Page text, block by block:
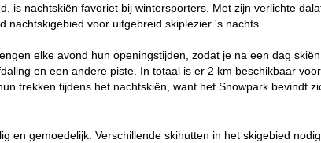
is nachtskiën favoriet bij wintersporters. Met zijn verlichte
nachtskigebied voor uitgebreid skiplezier 's nachts.
elke avond hun openingstijden, zodat je na een dag
en een andere piste. In totaal is er 2 km beschikbaar
trekken tijdens het nachtskiën, want het Snowpark bevindt
en gemoedelijk. Verschillende skihutten in het skigebied